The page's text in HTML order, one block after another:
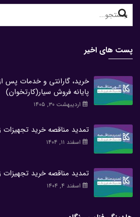
Search
for:
پست های اخیر
پایانه فروش سیار(کارتخوان)
اردیبهشت ۳۰, ۱۴۰۵
تمدید مناقصه خرید
اسفند ۱۱, ۱۴۰۴
تمدید مناقصه خرید
اسفند ۴, ۱۴۰۴